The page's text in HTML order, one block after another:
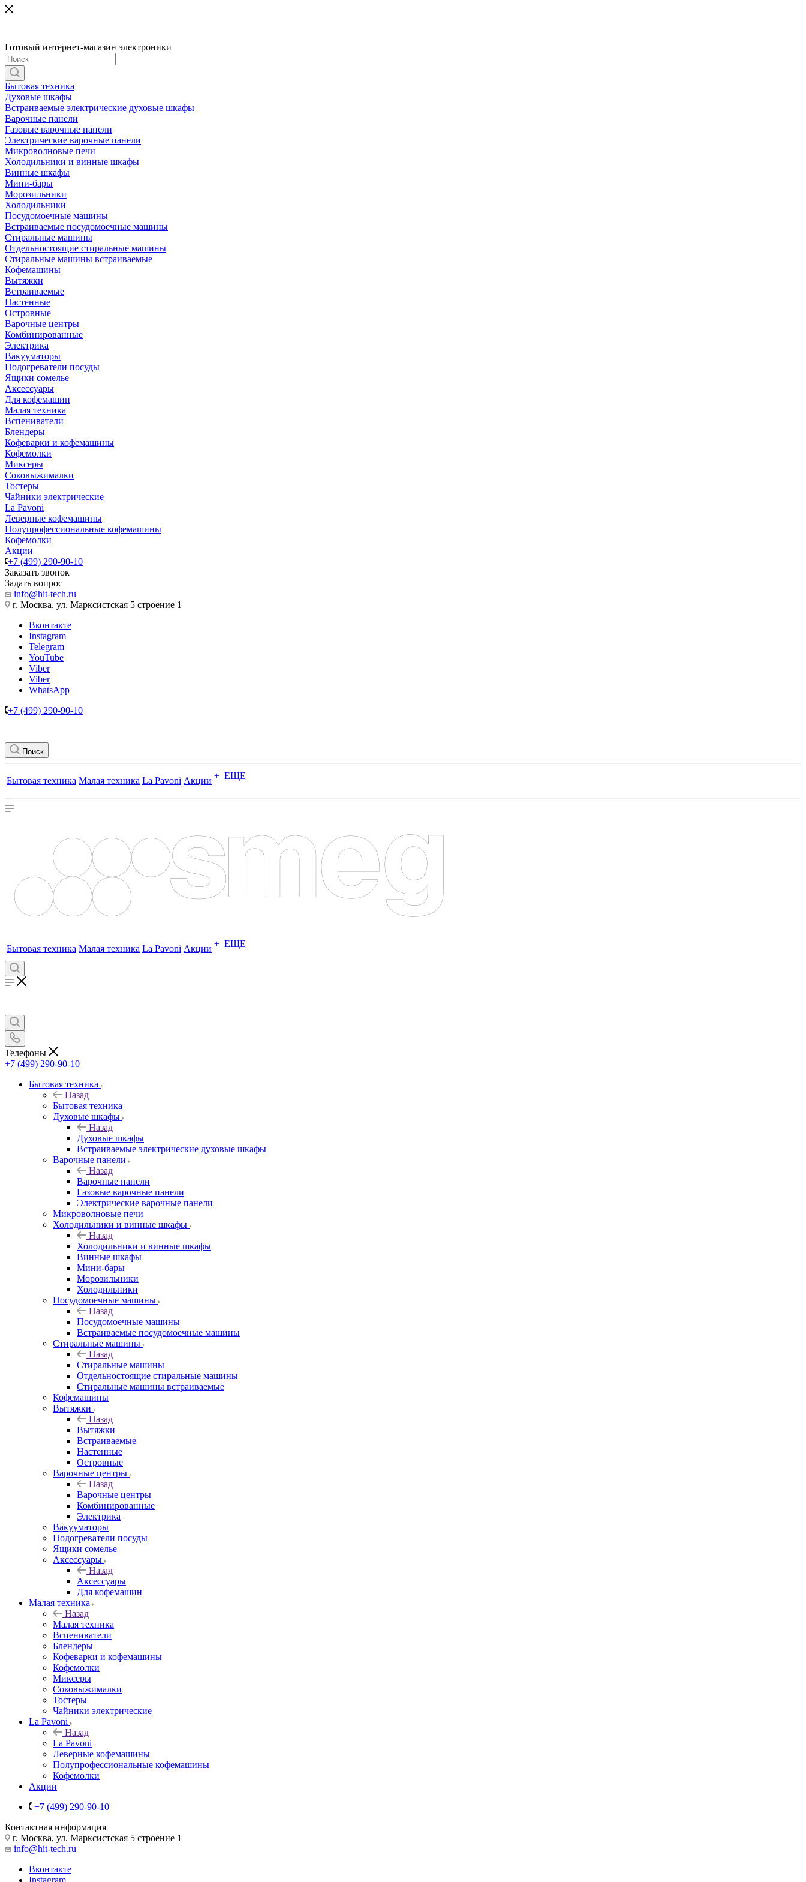
Готовый интернет-магазин электроники
Бытовая техника
Духовые шкафы
Встраиваемые электрические духовые шкафы
Варочные панели
Газовые варочные панели
Электрические варочные панели
Микроволновые печи
Холодильники и винные шкафы
Винные шкафы
Мини-бары
Морозильники
Холодильники
Посудомоечные машины
Встраиваемые посудомоечные машины
Стиральные машины
Отдельностоящие стиральные машины
Стиральные машины встраиваемые
Кофемашины
Вытяжки
Встраиваемые
Настенные
Островные
Варочные центры
Комбинированные
Электрика
Вакууматоры
Подогреватели посуды
Ящики сомелье
Аксессуары
Для кофемашин
Малая техника
Вспениватели
Блендеры
Кофеварки и кофемашины
Кофемолки
Миксеры
Соковыжималки
Тостеры
Чайники электрические
La Pavoni
Леверные кофемашины
Полупрофессиональные кофемашины
Кофемолки
Акции
+7 (499) 290-90-10
Заказать звонок
Задать вопрос
info@hit-tech.ru
г. Москва, ул. Марксистская 5 строение 1
Вконтакте
Instagram
Telegram
YouTube
Viber
Viber
WhatsApp
+7 (499) 290-90-10
Поиск
Бытовая техника Малая техника La Pavoni Акции + ЕЩЕ
Бытовая техника Малая техника La Pavoni Акции + ЕЩЕ
Телефоны
+7 (499) 290-90-10
Бытовая техника
Назад
Бытовая техника
Духовые шкафы
Назад
Духовые шкафы
Встраиваемые электрические духовые шкафы
Варочные панели
Назад
Варочные панели
Газовые варочные панели
Электрические варочные панели
Микроволновые печи
Холодильники и винные шкафы
Назад
Холодильники и винные шкафы
Винные шкафы
Мини-бары
Морозильники
Холодильники
Посудомоечные машины
Назад
Посудомоечные машины
Встраиваемые посудомоечные машины
Стиральные машины
Назад
Стиральные машины
Отдельностоящие стиральные машины
Стиральные машины встраиваемые
Кофемашины
Вытяжки
Назад
Вытяжки
Встраиваемые
Настенные
Островные
Варочные центры
Назад
Варочные центры
Комбинированные
Электрика
Вакууматоры
Подогреватели посуды
Ящики сомелье
Аксессуары
Назад
Аксессуары
Для кофемашин
Малая техника
Назад
Малая техника
Вспениватели
Блендеры
Кофеварки и кофемашины
Кофемолки
Миксеры
Соковыжималки
Тостеры
Чайники электрические
La Pavoni
Назад
La Pavoni
Леверные кофемашины
Полупрофессиональные кофемашины
Кофемолки
Акции
+7 (499) 290-90-10
Контактная информация
г. Москва, ул. Марксистская 5 строение 1
info@hit-tech.ru
Вконтакте
Instagram